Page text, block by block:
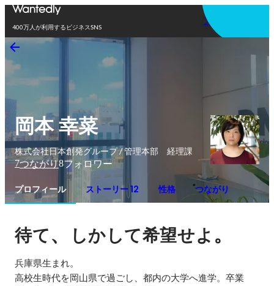
400万人が利用するビジネスSNS
アプリを使う
岡本 幸菜
株式会社日本創発グループ / 管理本部 経理課
7つながり8フォロワー
プロフィール ストーリー 12 性格 つながり
待て、 しかして希望せよ 。
兵庫県生まれ。
高校生時代を岡山県で過ごし、都内の大学へ進学。卒業